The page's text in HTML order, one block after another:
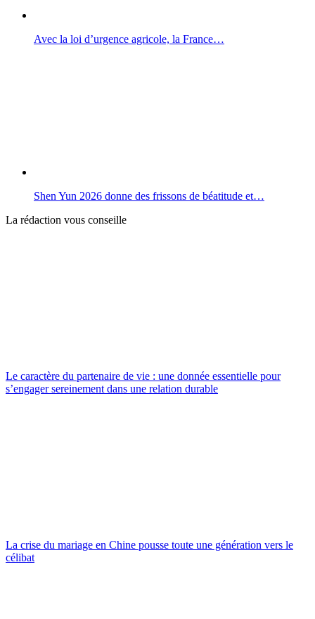
Avec la loi d’urgence agricole, la France…
Shen Yun 2026 donne des frissons de béatitude et…
La rédaction vous conseille
Le caractère du partenaire de vie : une donnée essentielle pour
s’engager sereinement dans une relation durable
La crise du mariage en Chine pousse toute une génération vers le
célibat